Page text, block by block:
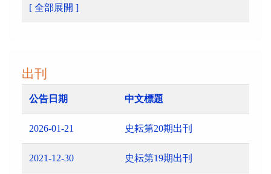
[ 全部展開 ]
出刊
公告日期 中文標題
2026-01-21 史耘第20期出刊
2021-12-30 史耘第19期出刊